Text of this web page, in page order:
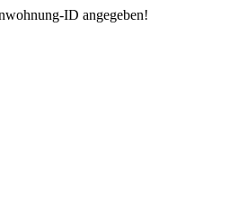
ID angegeben!